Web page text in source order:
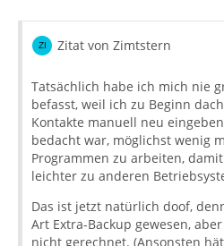
Zitat von Zimtstern
Tatsächlich habe ich mich nie
befasst, weil ich zu Beginn
Kontakte manuell neu
bedacht war, möglichst wenig
Programmen zu arbeiten,
leichter zu anderen
Das ist jetzt natürlich doof,
Art Extra-Backup gewesen,
nicht gerechnet. (Ansonsten